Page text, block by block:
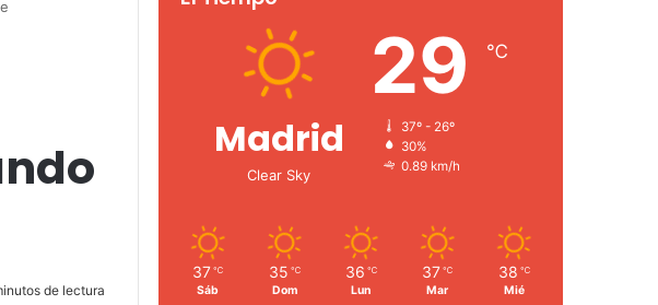
de lectura
Madrid
Clear Sky
29 ℃
37º - 26º
30%
0.89 km/h
37 ℃
Sáb
35 ℃
Dom
36 ℃
Lun
37 ℃
Mar
38 ℃
Mié